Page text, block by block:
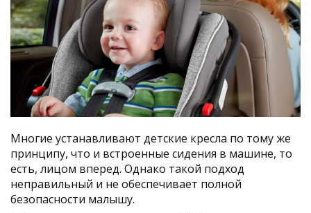
Многие устанавливают детские кресла по тому же
принципу, что и встроенные сидения в машине, то
есть, лицом вперед. Однако такой подход
неправильный и не обеспечивает полной
безопасности малышу.